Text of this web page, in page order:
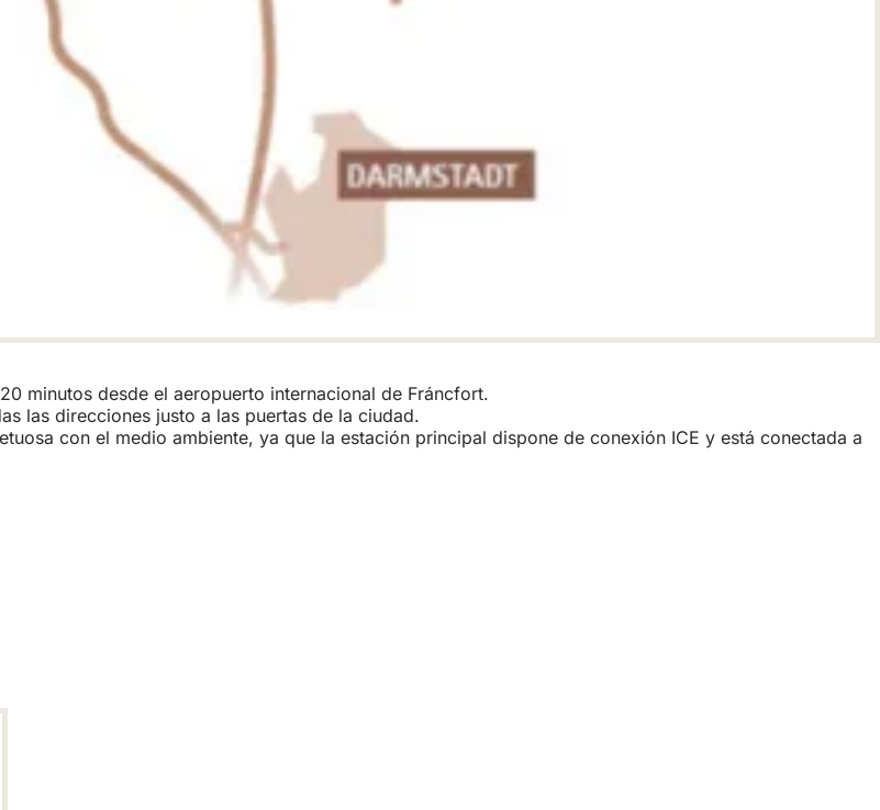
minutos desde el aeropuerto internacional de Fráncfort.
las direcciones justo a las puertas de la ciudad.
con el medio ambiente, ya que la estación principal dispone de conexión ICE y está conectada a